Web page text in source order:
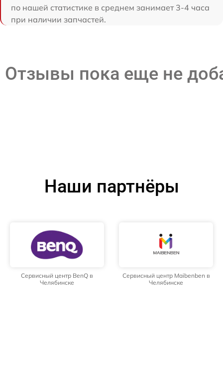
по нашей статистике в среднем занимает 3-4 часа
при наличии запчастей.
Отзывы пока еще не
Наши партнёры
Сервисный центр BenQ в
Челябинске
Сервисный центр Maibenben в
Челябинске